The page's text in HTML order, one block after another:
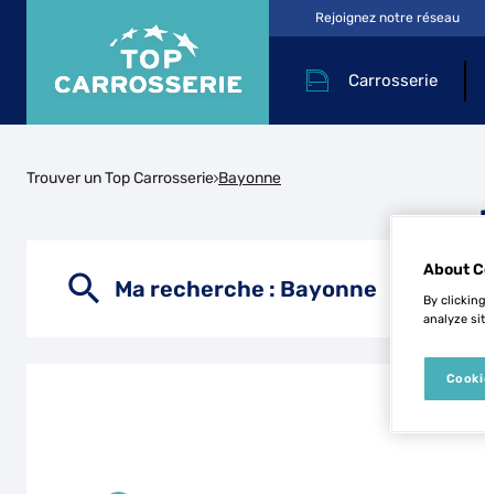
Carrosserie
Rejoignez notre réseau
Trouver un Top Carrosserie Bayonne
Ma recherche : Bayonne
About
By
analyze